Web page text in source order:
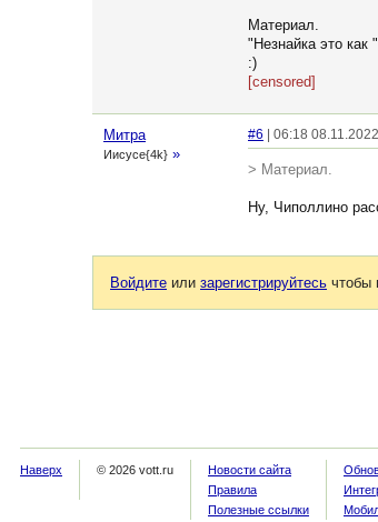
Материал.
"Незнайка это
:)
[censored]
Митра
Иисусе{4k} »
#6 | 06:18
> Материал.
Ну, Чиполлино
Войдите или зарегистрируйтесь чтобы
Наверх © 2026 vott.ru
Новости сайта
Правила
Полезные ссылки